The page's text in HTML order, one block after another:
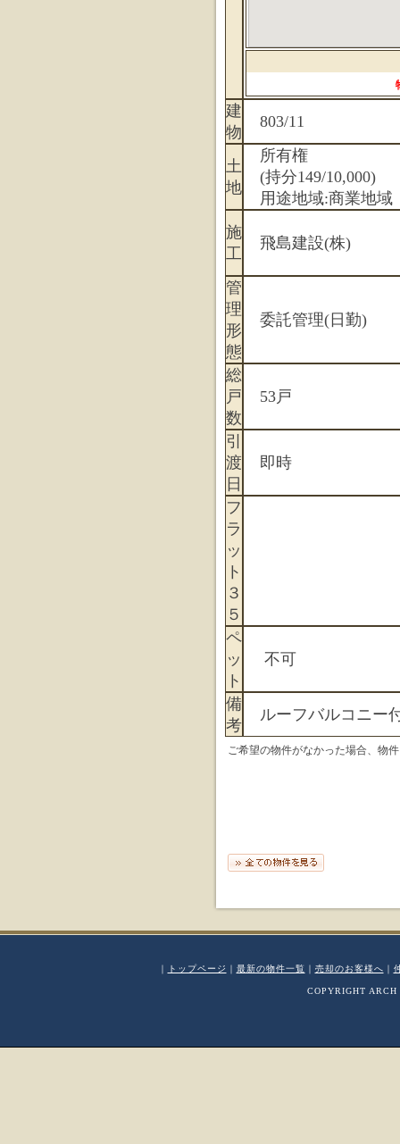
建
物
803/11
土
地
所有権
(持分149/10,000)
用途地域:商業地域
施
工
飛島建設(株)
管
理
形
態
委託管理(日勤)
総
戸
数
53戸
引
渡
日
即時
フ
ラ
ッ
ト
３
５
ペ
ッ
ト
不可
備
考
ルーフバルコニー
ご希望の物件がなかった場合、物
｜ トップページ ｜ 最新の物件一覧 ｜ 売却のお客様へ ｜
COPYRIGHT